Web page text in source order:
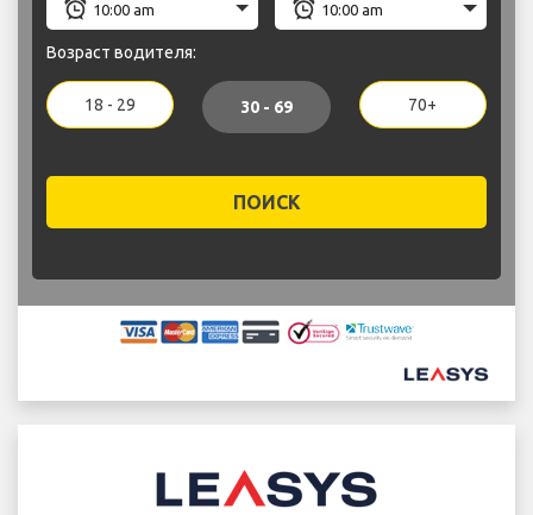
Возраст водителя:
18 - 29 30 - 69 70+
ПОИСК